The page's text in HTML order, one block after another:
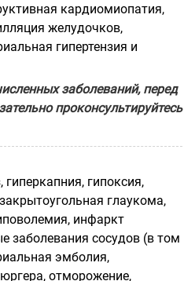
кардиомиопатия,
желудочков,
гипертензия и
заболеваний, перед
проконсультируйтесь
гипоксия,
глаукома,
инфаркт
заболевания сосудов (в том
эмболия,
отморожение,